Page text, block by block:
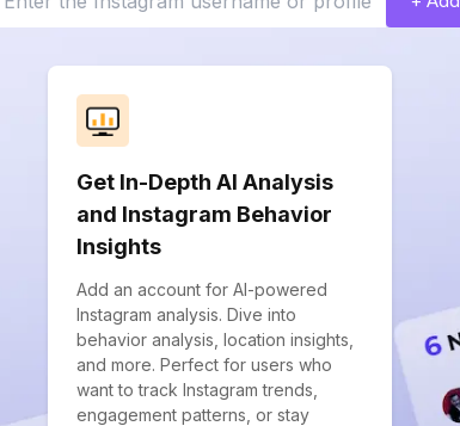
Get In-Depth AI Analysis
and Instagram Behavior
Insights
Add an account for AI-powered
Instagram analysis. Dive into
behavior analysis, location insights,
and more. Perfect for users who
want to track Instagram trends,
engagement patterns, or stay